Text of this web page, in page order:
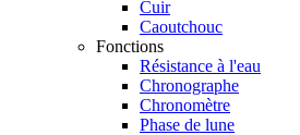
Cuir
Caoutchouc
Fonctions
Résistance à l'eau
Chronographe
Chronomètre
Phase de lune